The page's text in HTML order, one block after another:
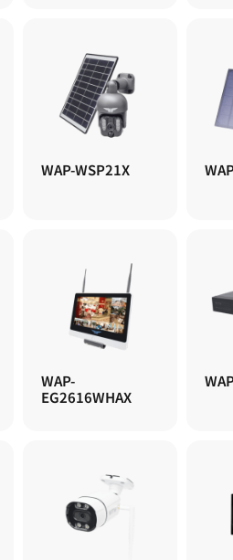
WAP-WSP21X
WAP-
EG2616WHAX